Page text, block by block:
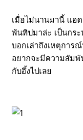
เมื่อไม่นานมานี้ แอ
พันทิปมาล่ะ เป็นกร
บอกเล่าถึงเหตุกา
อยากจะมีความสัมพั
กับอึ้งไปเลย